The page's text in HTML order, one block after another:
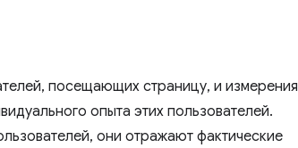
посещающих страницу, и измерения
опыта этих пользователей.
они отражают фактические